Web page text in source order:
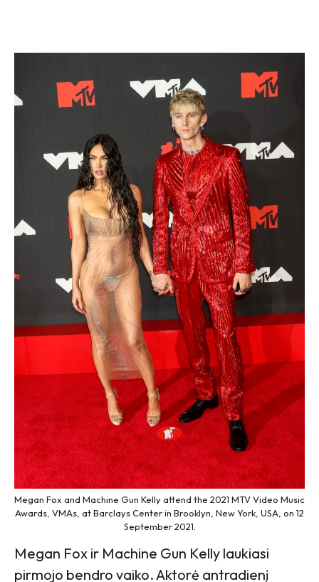
Megan Fox and Machine Gun Kelly attend the 2021 MTV Video Music
Awards, VMAs, at Barclays Center in Brooklyn, New York, USA, on 12
September 2021.
Megan Fox ir Machine Gun Kelly laukiasi
pirmojo bendro vaiko. Aktorė antradienį